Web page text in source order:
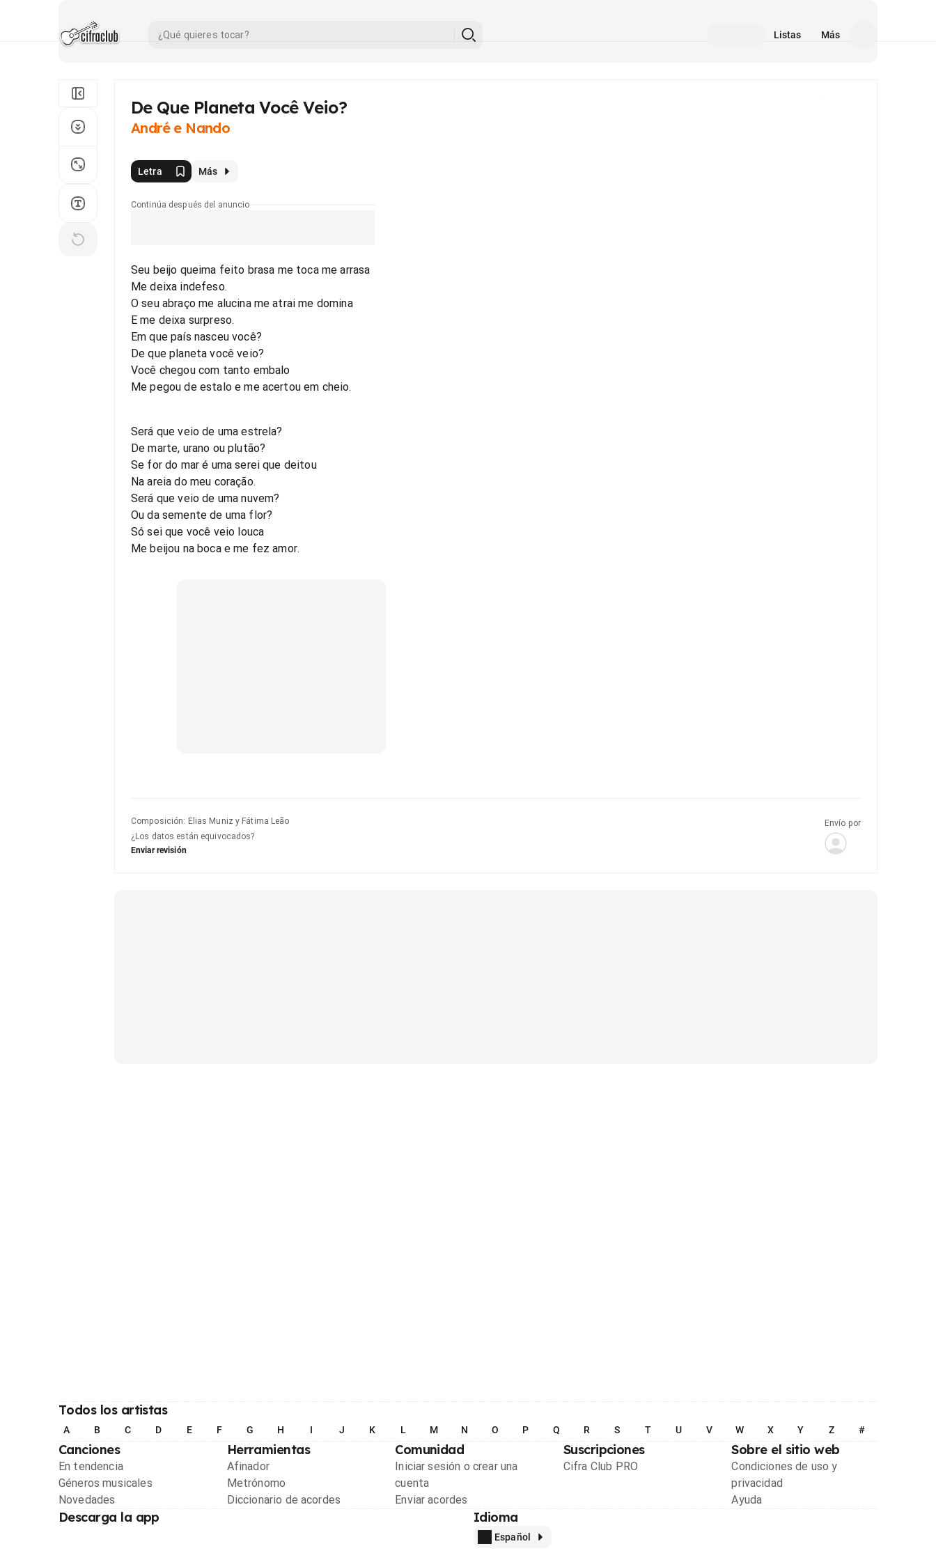
Listas Más
De Que Planeta Você Veio?
André e Nando
Letra Más
Continúa después del anuncio
Seu beijo queima feito brasa me toca me arrasa
Me deixa indefeso.
O seu abraço me alucina me atrai me domina
E me deixa surpreso.
Em que país nasceu você?
De que planeta você veio?
Você chegou com tanto embalo
Me pegou de estalo e me acertou em cheio.
Será que veio de uma estrela?
De marte, urano ou plutão?
Se for do mar é uma serei que deitou
Na areia do meu coração.
Será que veio de uma nuvem?
Ou da semente de uma flor?
Só sei que você veio louca
Me beijou na boca e me fez amor.
Composición: Elias Muniz y Fátima Leão
¿Los datos están equivocados?
Enviar revisión
Envío por
Todos los artistas
A B C D E F G H I J K L M N O P Q R S T U V W X Y Z #
Canciones
En tendencia
Géneros musicales
Novedades
Herramientas
Afinador
Metrónomo
Diccionario de acordes
Comunidad
Iniciar sesión o crear una
cuenta
Enviar acordes
Suscripciones
Cifra Club PRO
Sobre el sitio web
Condiciones de uso y
privacidad
Ayuda
Descarga la app Idioma
Español